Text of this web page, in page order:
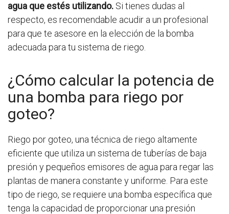
agua que estés utilizando. Si tienes dudas al
respecto, es recomendable acudir a un profesional
para que te asesore en la elección de la bomba
adecuada para tu sistema de riego.
¿Cómo calcular la potencia de
una bomba para riego por
goteo?
Riego por goteo, una técnica de riego altamente
eficiente que utiliza un sistema de tuberías de baja
presión y pequeños emisores de agua para regar las
plantas de manera constante y uniforme. Para este
tipo de riego, se requiere una bomba específica que
tenga la capacidad de proporcionar una presión